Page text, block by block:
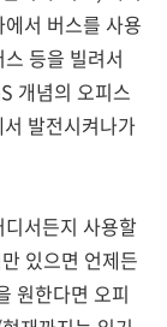
서 버스를 사용
등을 빌려서
개념의 오피스
발전시켜나가
서든지 사용할
있으면 언제든
원한다면 오피